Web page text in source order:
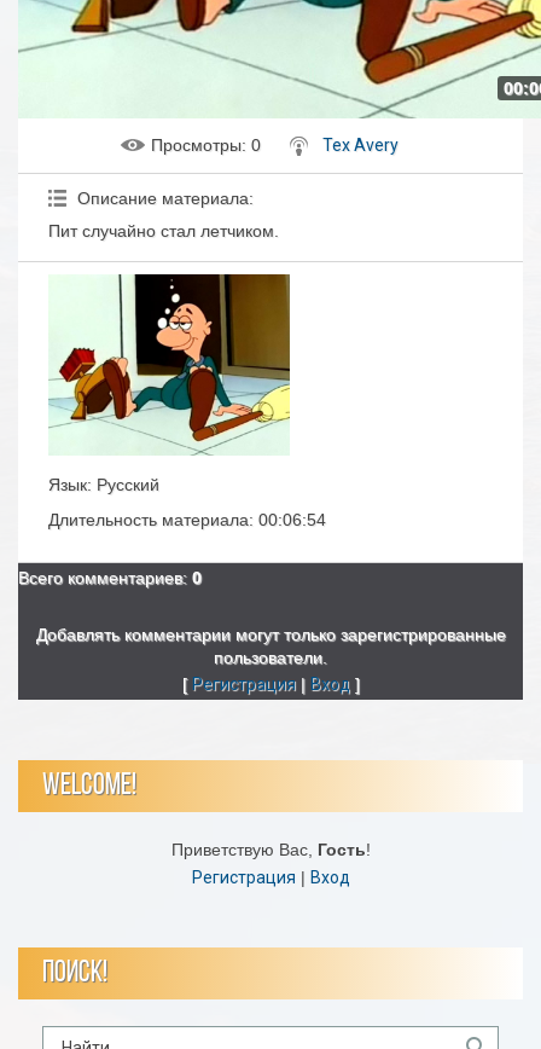
Просмотры: 0 Tex Avery
Описание материала:
Пит случайно стал летчиком.
Язык: Русский
Длительность материала: 00:06:54
Всего комментариев: 0
Добавлять комментарии могут только зарегистрированные
пользователи.
[ Регистрация| Вход ]
WELCOME!
Приветствую Вас, Гость!
Регистрация | Вход
ПОИСК!